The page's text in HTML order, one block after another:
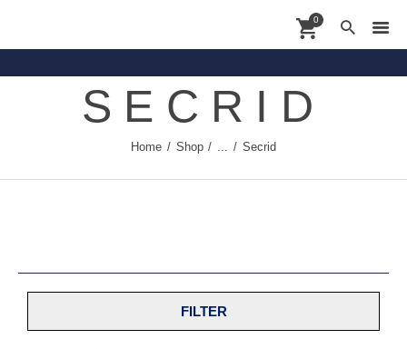
0
SECRID
Home Shop Secrid
Contact
News
FILTER